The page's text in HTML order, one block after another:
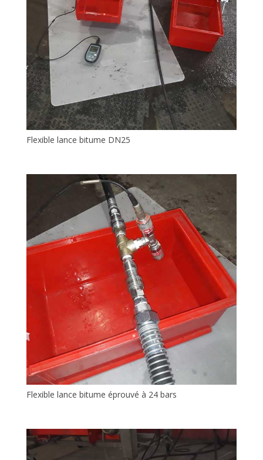
Flexible lance bitume DN25
Flexible lance bitume éprouvé à 24 bars